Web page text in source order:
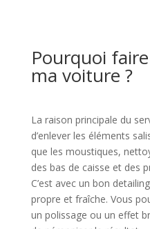
Pourquoi
ma voiture ?
La raison principale du
d’enlever les éléments
que les moustiques,
des bas de caisse et des
C’est avec un bon
propre et fraîche. Vous
un polissage ou un effet